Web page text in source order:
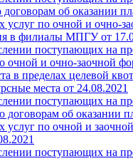
договорам об оказании
услуг по очной и очно-
в филиалы МПГУ от
поступающих на
очной и очно-заочной
в пределах целевой
места от 24.08.2021
поступающих на
договорам об оказании
услуг по очной и
поступающих на